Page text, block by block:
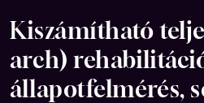
Kiszámítható
arch)
állapotfelmérés,